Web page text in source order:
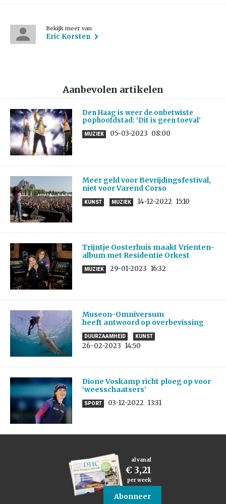
Bekijk meer van
Eric Korsten
Aanbevolen artikelen
Den Haag is weer de onbetwiste
pophoofdstad: ‘Dit is geen toeval’
MUZIEK 05-03-2023 08:00
Meer geld voor Bevrijdingsfestival,
niet voor Varend Corso
KUNST MUZIEK 14-12-2022 15:10
Trijntje Oosterhuis maakt Vrienten-
album met Residentie Orkest
MUZIEK 29-01-2023 16:32
Museon-Omniversum
heeft antwoord op overbevissing
DUURZAAMHEID KUNST
26-02-2023 14:50
Dione Voskamp richt ploeg op voor
‘weesschaatsers’
SPORT 03-12-2022 13:31
al vanaf
€ 3,21
per week
Abonneer